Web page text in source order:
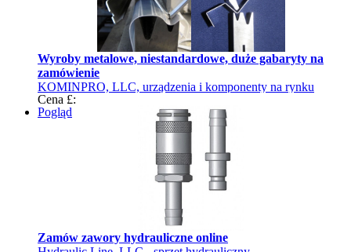
Wyroby metalowe, niestandardowe, duże gabaryty na
zamówienie
KOMINPRO, LLC, urządzenia i komponenty na rynku
przemysłowym Ukrainy
Cena £:
Pogląd
Zamów zawory hydrauliczne online